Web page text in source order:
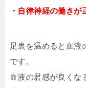
・自律神経の働きが
足裏を温めると血液
です。
血液の君感が良くな